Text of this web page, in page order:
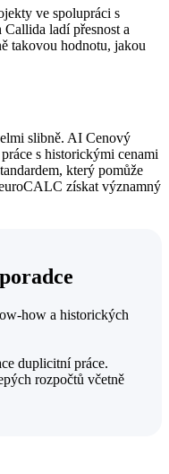
ve spolupráci s
ladí přesnost a
takovou hodnotu, jakou
slibně. AI Cenový
s historickými cenami
který pomůže
získat významný
how a historických
duplicitní práce.
rozpočtů včetně